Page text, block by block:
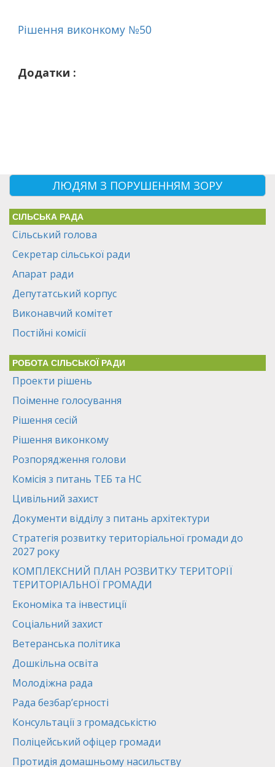
Рішення виконкому №50
Додатки :
ЛЮДЯМ З ПОРУШЕННЯМ ЗОРУ
СІЛЬСЬКА РАДА
Сільський голова
Секретар сільської ради
Апарат ради
Депутатський корпус
Виконавчий комітет
Постійні комісії
РОБОТА СІЛЬСЬКОЇ РАДИ
Проекти рішень
Поіменне голосування
Рішення сесій
Рішення виконкому
Розпорядження голови
Комісія з питань ТЕБ та НС
Цивільний захист
Документи відділу з питань архітектури
Стратегія розвитку територіальної громади до
2027 року
КОМПЛЕКСНИЙ ПЛАН РОЗВИТКУ ТЕРИТОРІЇ
ТЕРИТОРІАЛЬНОЇ ГРОМАДИ
Економіка та інвестиції
Соціальний захист
Ветеранська політика
Дошкільна освіта
Молодіжна рада
Рада безбар’єрності
Консультації з громадськістю
Поліцейський офіцер громади
Протидія домашньому насильству